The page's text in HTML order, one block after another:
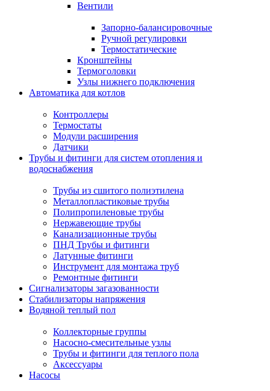
Вентили
Запорно-балансировочные
Ручной регулировки
Термостатические
Кронштейны
Термоголовки
Узлы нижнего подключения
Автоматика для котлов
Контроллеры
Термостаты
Модули расширения
Датчики
Трубы и фитинги для систем отопления и
водоснабжения
Трубы из сшитого полиэтилена
Металлопластиковые трубы
Полипропиленовые трубы
Нержавеющие трубы
Канализационные трубы
ПНД Трубы и фитинги
Латунные фитинги
Инструмент для монтажа труб
Ремонтные фитинги
Сигнализаторы загазованности
Стабилизаторы напряжения
Водяной теплый пол
Коллекторные группы
Насосно-смесительные узлы
Трубы и фитинги для теплого пола
Аксессуары
Насосы